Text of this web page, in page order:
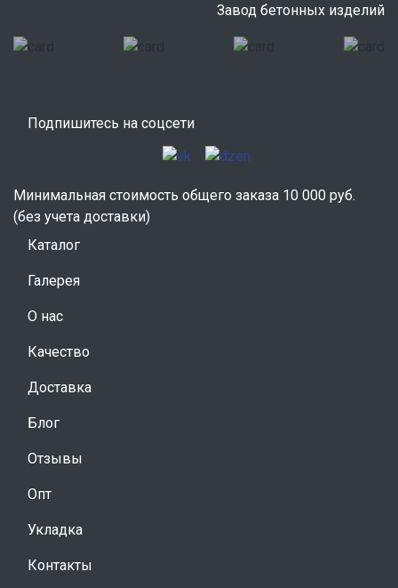
Завод бетонных изделий
Подпишитесь на соцсети
Минимальная стоимость общего заказа 10 000 руб.
(без учета доставки)
Каталог
Галерея
О нас
Качество
Доставка
Блог
Отзывы
Опт
Укладка
Контакты